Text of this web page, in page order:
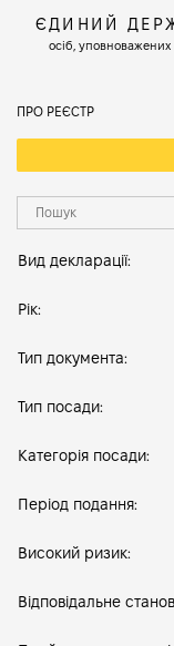
ЄДИНИЙ
осіб,
ПРО РЕЄСТР
Вид декларації:
Рік:
Тип документа:
Тип посади:
Категорія посади:
Період подання:
Високий ризик:
Відповідальне